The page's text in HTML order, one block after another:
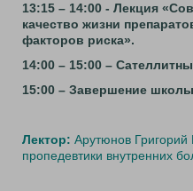
13:15 – 14:00 - Лекция
качество жизни
факторов риска».
14:00 – 15:00 –
15:00 – Завершение
Лектор: Арутюнов
пропедевтики внутренних